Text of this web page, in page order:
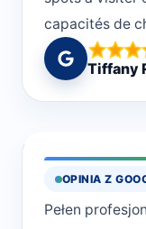
capacités de
Tiffany
OPINIA Z
Pełen